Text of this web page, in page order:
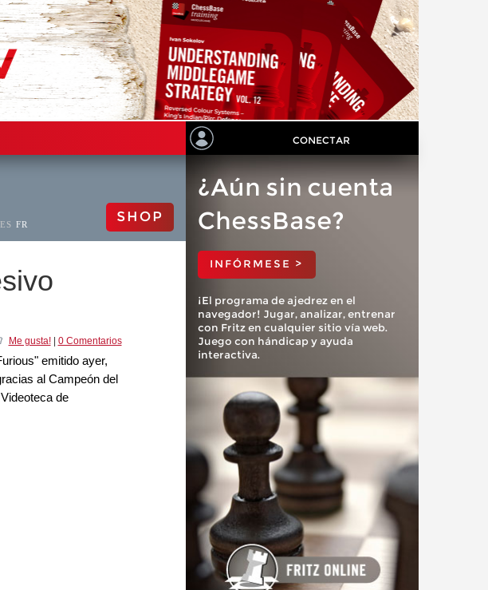
CONECTAR
ES FR SHOP
Me gusta!| 0 Comentarios
emitido ayer,
al Campeón del
de
¿Aún sin cuenta
ChessBase?
INFÓRMESE >
¡El programa de ajedrez en el
navegador! Jugar, analizar, entrenar
con Fritz en cualquier sitio vía web.
Juego con hándicap y ayuda
interactiva.